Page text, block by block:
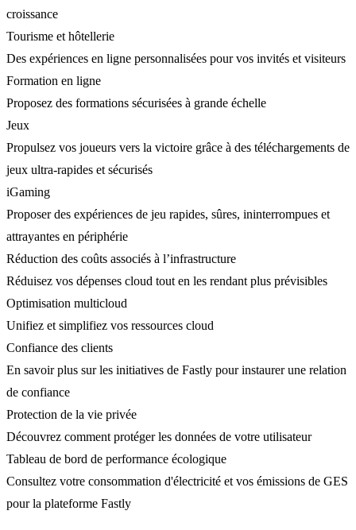
croissance
Tourisme et hôtellerie
Des expériences en ligne personnalisées pour vos invités et visiteurs
Formation en ligne
Proposez des formations sécurisées à grande échelle
Jeux
Propulsez vos joueurs vers la victoire grâce à des téléchargements de
jeux ultra-rapides et sécurisés
iGaming
Proposer des expériences de jeu rapides, sûres, ininterrompues et
attrayantes en périphérie
Réduction des coûts associés à l’infrastructure
Réduisez vos dépenses cloud tout en les rendant plus prévisibles
Optimisation multicloud
Unifiez et simplifiez vos ressources cloud
Confiance des clients
En savoir plus sur les initiatives de Fastly pour instaurer une relation
de confiance
Protection de la vie privée
Découvrez comment protéger les données de votre utilisateur
Tableau de bord de performance écologique
Consultez votre consommation d'électricité et vos émissions de GES
pour la plateforme Fastly